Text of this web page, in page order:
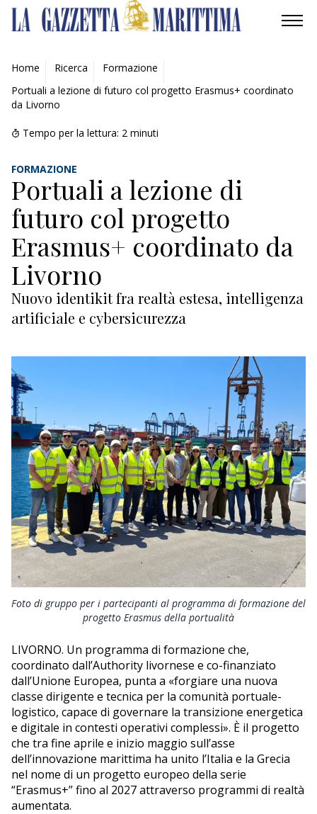
AMBIENTE
MOBILITÀ
INDUSTRIA
RICERCA
ECONOMIA
CULTURA
NAUTICA
Home Ricerca
Formazione
Portuali a lezione di futuro col progetto Erasmus+ coordinato
da Livorno
Tempo per la lettura: 2 minuti
FORMAZIONE
Portuali a lezione di
futuro col progetto
Erasmus+ coordinato da
Livorno
Nuovo identikit fra realtà estesa, intelligenza
artificiale e cybersicurezza
Foto di gruppo per i partecipanti al programma di formazione del
progetto Erasmus della portualità
LIVORNO. Un programma di formazione che,
coordinato dall’Authority livornese e co-finanziato
dall’Unione Europea, punta a «forgiare una nuova
classe dirigente e tecnica per la comunità portuale-
logistico, capace di governare la transizione energetica
e digitale in contesti operativi complessi». È il progetto
che tra fine aprile e inizio maggio sull’asse
dell’innovazione marittima ha unito l’Italia e la Grecia
nel nome di un progetto europeo della serie
“Erasmus+” fino al 2027 attraverso programmi di realtà
aumentata.